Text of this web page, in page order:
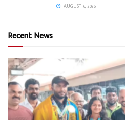
AUGUST 6, 2026
Recent News